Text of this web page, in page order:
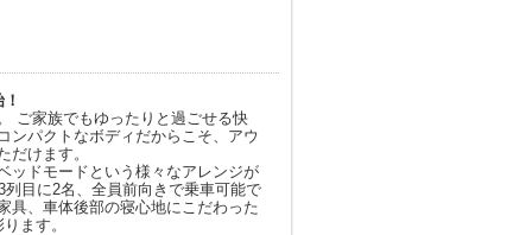
ご家族でもゆったりと過ごせる快
ンパクトなボディだからこそ、アウ
だけます。
ッドモードという様々なアレンジが
目に2名、全員前向きで乗車可能で
具、車体後部の寝心地にこだわった
ます。